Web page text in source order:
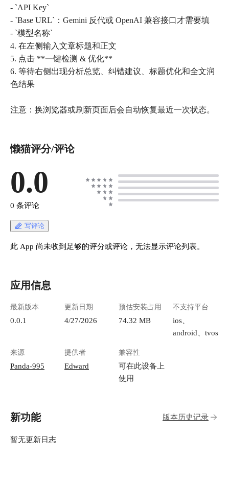
- `API Key`
- `Base URL`：Gemini 反代或 OpenAI 兼容接口才需要填
- `模型名称`
4. 在左侧输入文章标题和正文
5. 点击 **一键检测 & 优化**
6. 等待右侧出现分析总览、纠错建议、标题优化和全文润
色结果
注意：换浏览器或刷新页面后会自动恢复最近一次状态。
懒猫评分/评论
0.0
0 条评论
写评论
此 App 尚未收到足够的评分或评论，无法显示评论列表。
应用信息
最新版本
0.0.1
更新日期
4/27/2026
预估安装占用
74.32 MB
不支持平台
ios、
android、tvos
来源
Panda-995
提供者
Edward
兼容性
可在此设备上
使用
新功能 版本历史记录
暂无更新日志